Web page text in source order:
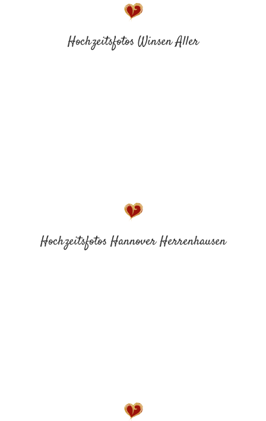
Hochzeitsfotos Winsen Aller
Hochzeitsfotos Hannover Herrenhausen